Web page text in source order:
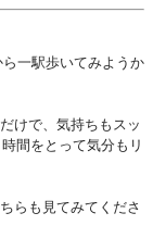
ら一駅歩いてみようか
けで、気持ちもスッ
間をとって気分もリ
らも見てみてくださ